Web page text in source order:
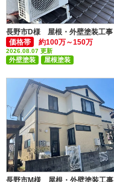
長野市D様 屋根・外壁塗装工事
価格帯
約100万～150万
2026.08.07 更新
外壁塗装
屋根塗装
長野市M様 屋根・外壁塗装工事